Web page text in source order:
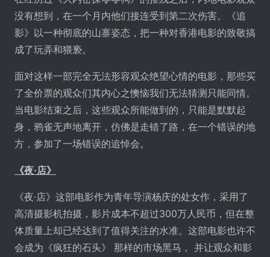
没有想到，在一个月内他们接连受到第二次伤害。《追
影》以一种彻底的山寨姿态，把一种对香港电影的致敬搞
成了玩弄和猥亵。
面对这样一部完全无法形容观众绝望心情的电影，那些买
了全价票的观众们其内心之懊恼我们无法猜测只能同情。
当电影结束之后，这些观众所能做到的，只能是默默起
身，鸦雀无声地离开，仿佛是走错了路，在一个错误的地
方，参加了一场错误的追悼会。
《夜·店》
《夜·店》这部电影作为青年导演杨庆的处女作，采用了
高清摄影机拍摄，影片成本不超过300万人民币，但在整
体质量上却已经达到了值得关注的水准。这部电影也许不
会成为《疯狂的石头》 那样的市场黑马， 并让观众和影